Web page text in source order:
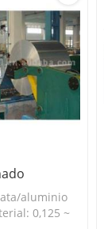
aluminio
0,125 ~